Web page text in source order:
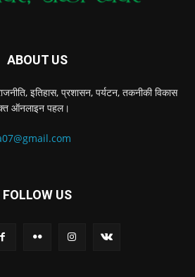
ABOUT US
इतिहास, प्रशासन, पर्यटन, तकनीकी विकास
ऑनलाइन पहल।
FOLLOW US